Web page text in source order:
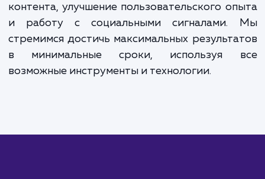
Сколько времени
Продвижение молодых сайтов